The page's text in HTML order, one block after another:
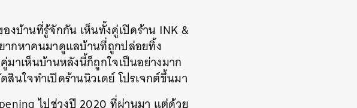
องบ้านที่รู้จักกัน เห็นทั้งคู่เปิดร้าน INK &
ากหาคนมาดูแลบ้านที่ถูกปล่อยทิ้ง
มาเห็นบ้านหลังนี้ก็ถูกใจเป็นอย่างมาก
นใจทำเปิดร้านนิวเดย์ โปรเจกต์ขึ้นมา